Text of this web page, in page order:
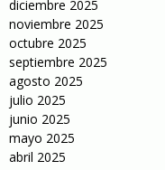
diciembre 2025
noviembre 2025
octubre 2025
septiembre 2025
agosto 2025
julio 2025
junio 2025
mayo 2025
abril 2025